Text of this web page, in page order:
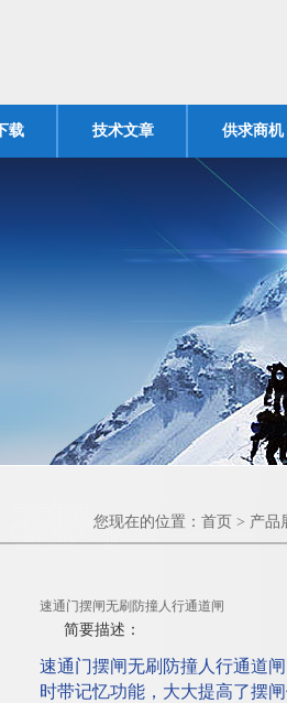
载 技术文章 供求商机
您现在的位置： 首页 > 产品
速通门摆闸无刷防撞人行通道闸
简要描述：
速通门摆闸无刷防撞人行通道
时带记忆功能，大大提高了摆